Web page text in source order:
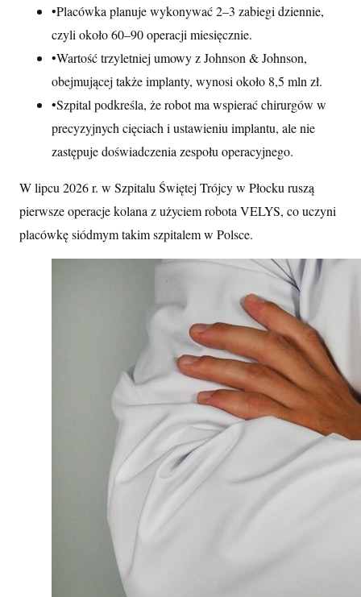
•Placówka planuje wykonywać 2–3 zabiegi dziennie,
czyli około 60–90 operacji miesięcznie.
•Wartość trzyletniej umowy z Johnson & Johnson,
obejmującej także implanty, wynosi około 8,5 mln zł.
•Szpital podkreśla, że robot ma wspierać chirurgów w
precyzyjnych cięciach i ustawieniu implantu, ale nie
zastępuje doświadczenia zespołu operacyjnego.
W lipcu 2026 r. w Szpitalu Świętej Trójcy w Płocku ruszą
pierwsze operacje kolana z użyciem robota VELYS, co uczyni
placówkę siódmym takim szpitalem w Polsce.